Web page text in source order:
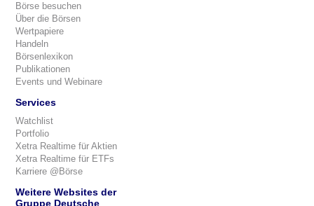
Börse besuchen
Über die Börsen
Wertpapiere
Handeln
Börsenlexikon
Publikationen
Events und Webinare
Services
Watchlist
Portfolio
Xetra Realtime für Aktien
Xetra Realtime für ETFs
Karriere @Börse
Weitere Websites der
Gruppe Deutsche